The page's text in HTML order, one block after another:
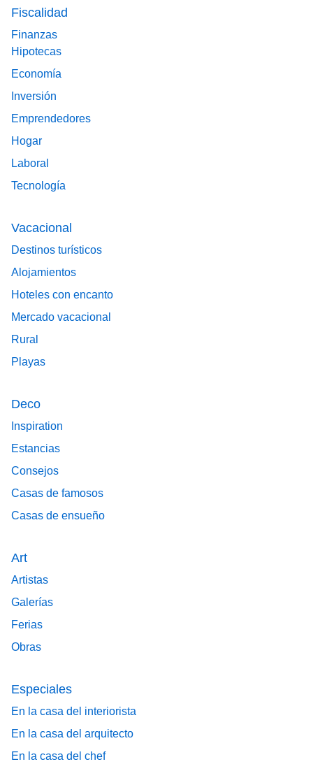
Fiscalidad
Finanzas
Hipotecas
Economía
Inversión
Emprendedores
Hogar
Laboral
Tecnología
Vacacional
Destinos turísticos
Alojamientos
Hoteles con encanto
Mercado vacacional
Rural
Playas
Deco
Inspiration
Estancias
Consejos
Casas de famosos
Casas de ensueño
Art
Artistas
Galerías
Ferias
Obras
Especiales
En la casa del interiorista
En la casa del arquitecto
En la casa del chef